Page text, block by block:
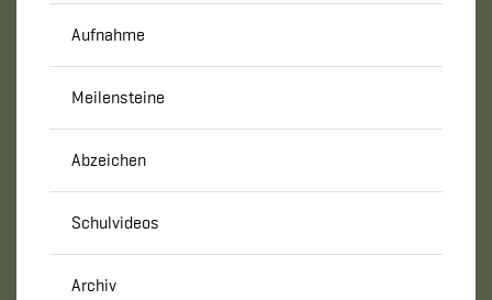
Aufnahme
Meilensteine
Abzeichen
Schulvideos
Archiv